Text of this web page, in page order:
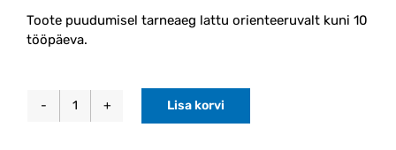
Toote puudumisel tarneaeg lattu orienteeruvalt kuni 10
tööpäeva.
Automaatkäigukasti
Lisa korvi